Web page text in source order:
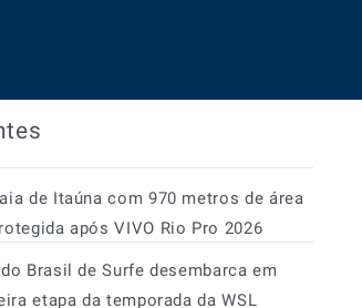
de Itaúna com 970 metros de área
após VIVO Rio Pro 2026
Brasil de Surfe desembarca em
etapa da temporada da WSL